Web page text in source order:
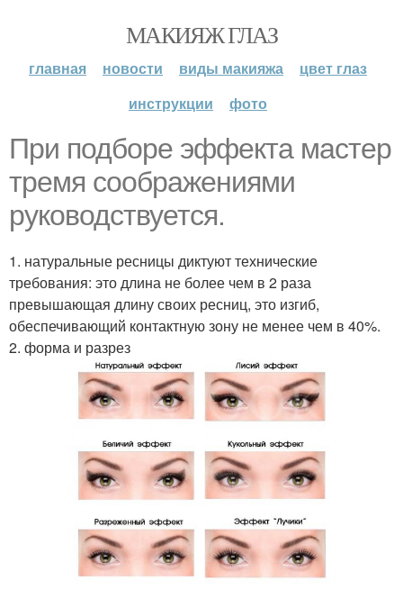
МАКИЯЖ ГЛАЗ
главная новости виды макияжа
цвет глаз
инструкции
фото
При подборе эффекта мастер
тремя соображениями
руководствуется.
1. натуральные ресницы диктуют технические
требования: это длина не более чем в 2 раза
превышающая длину своих ресниц, это изгиб,
обеспечивающий контактную зону не менее чем в 40%.
2. форма и разрез